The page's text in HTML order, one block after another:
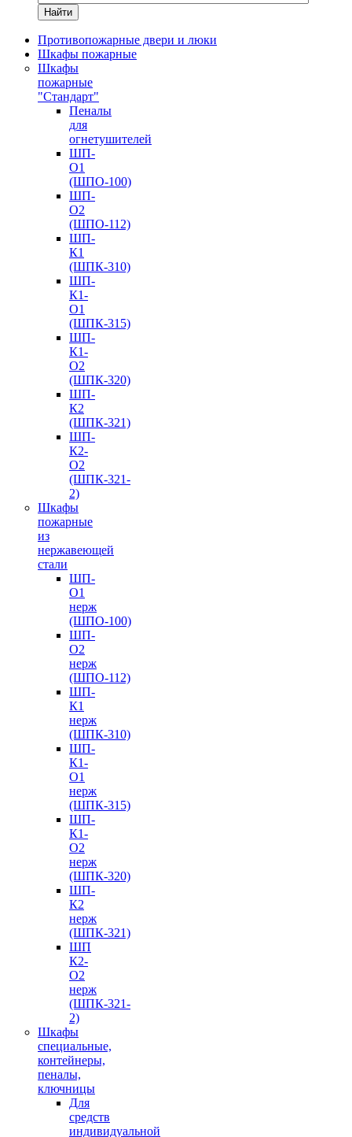
Найти
Противопожарные двери и люки
Шкафы пожарные
Шкафы
пожарные
"Стандарт"
Пеналы
для
огнетушителей
ШП-
О1
(ШПО-100)
ШП-
О2
(ШПО-112)
ШП-
К1
(ШПК-310)
ШП-
К1-
О1
(ШПК-315)
ШП-
К1-
О2
(ШПК-320)
ШП-
К2
(ШПК-321)
ШП-
К2-
О2
(ШПК-321-
2)
Шкафы
пожарные
из
нержавеющей
стали
ШП-
О1
нерж
(ШПО-100)
ШП-
О2
нерж
(ШПО-112)
ШП-
К1
нерж
(ШПК-310)
ШП-
К1-
О1
нерж
(ШПК-315)
ШП-
К1-
О2
нерж
(ШПК-320)
ШП-
К2
нерж
(ШПК-321)
ШП
К2-
О2
нерж
(ШПК-321-
2)
Шкафы
специальные,
контейнеры,
пеналы,
ключницы
Для
средств
индивидуальной